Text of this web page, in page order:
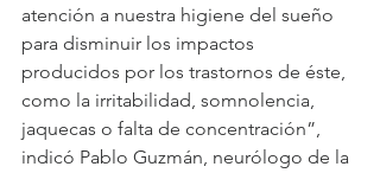
atención a nuestra higiene del sueño
para disminuir los impactos
producidos por los trastornos de éste,
como la irritabilidad, somnolencia,
jaquecas o falta de concentración”,
indicó Pablo Guzmán, neurólogo de la